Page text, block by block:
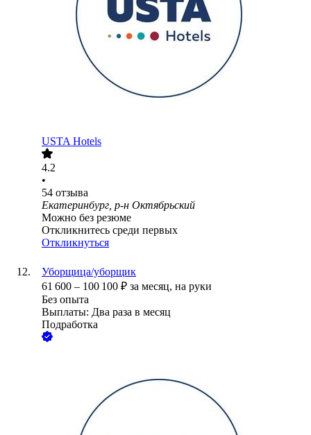
USTA Hotels
4.2
•
54 отзыва
Екатеринбург, р-н Октябрьский
Можно без резюме
Откликнитесь среди первых
Откликнуться
Уборщица/уборщик
61 600 – 100 100 ₽ за месяц, на руки
Без опыта
Выплаты: Два раза в месяц
Подработка